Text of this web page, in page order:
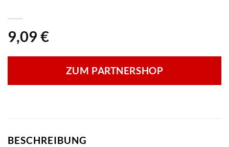
9,09 €
ZUM PARTNERSHOP
BESCHREIBUNG